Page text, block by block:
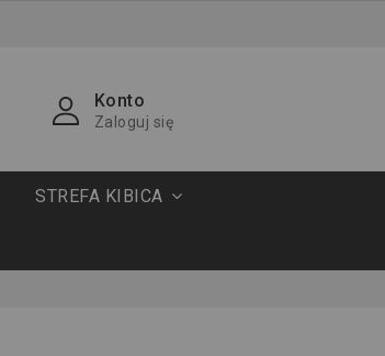
Konto
Zaloguj się
STREFA KIBICA